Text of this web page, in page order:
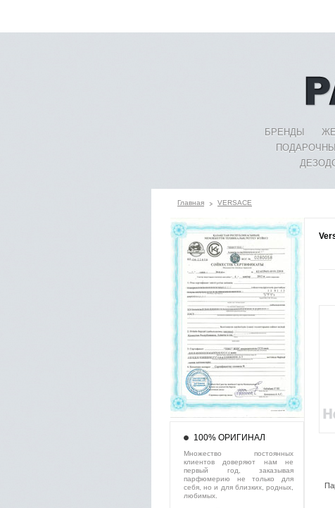
БРЕНДЫ
Главная VERSACE
100% ОРИГИНАЛ
Множество постоянных
клиентов доверяют нам не
первый год, заказывая
парфюмерию не только для
себя, но и для близких, родных,
любимых.